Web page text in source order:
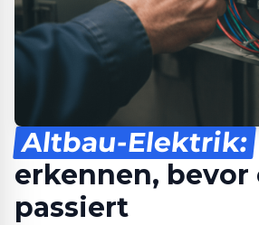
Altbau-Elektrik:
erkennen, bevor
passiert